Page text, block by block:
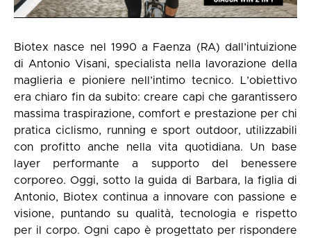
Biotex nasce nel 1990 a Faenza (RA) dall’intuizione
di Antonio Visani, specialista nella lavorazione della
maglieria e pioniere nell’intimo tecnico. L’obiettivo
era chiaro fin da subito: creare capi che garantissero
massima traspirazione, comfort e prestazione per chi
pratica ciclismo, running e sport outdoor, utilizzabili
con profitto anche nella vita quotidiana. Un base
layer performante a supporto del benessere
corporeo. Oggi, sotto la guida di Barbara, la figlia di
Antonio, Biotex continua a innovare con passione e
visione, puntando su qualità, tecnologia e rispetto
per il corpo. Ogni capo è progettato per rispondere